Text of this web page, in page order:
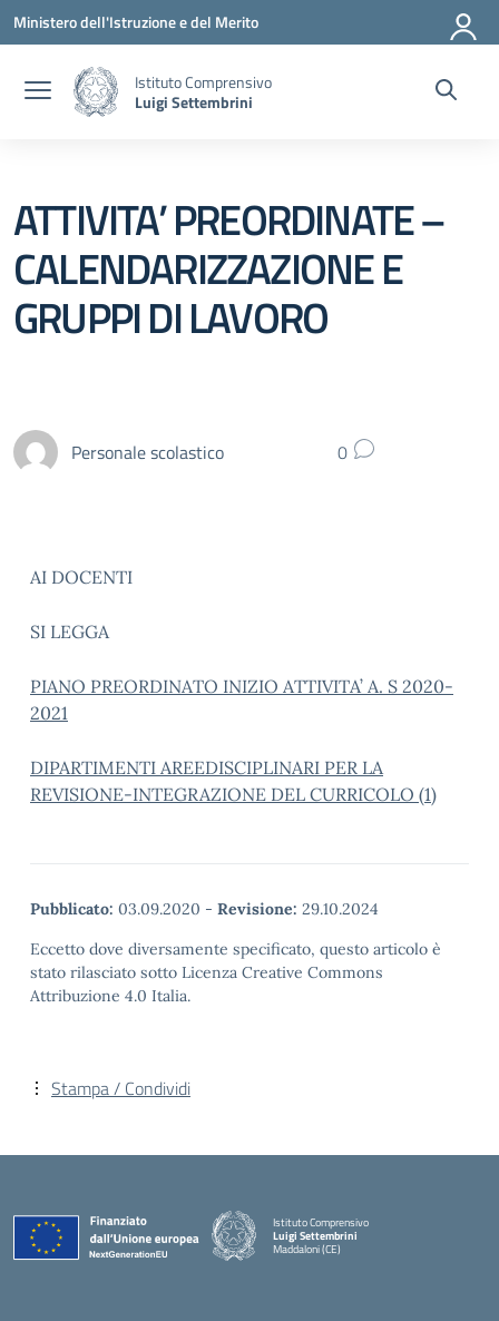
Vai ai contenuti
Vai al menu di navigazione
Vai al footer
Ministero dell'Istruzione e del Merito
Istituto Comprensivo
Luigi Settembrini
ATTIVITA’ PREORDINATE –
CALENDARIZZAZIONE E
GRUPPI DI LAVORO
Personale scolastico 0
AI DOCENTI
SI LEGGA
PIANO PREORDINATO INIZIO ATTIVITA’ A. S 2020-
2021
DIPARTIMENTI AREEDISCIPLINARI PER LA
REVISIONE-INTEGRAZIONE DEL CURRICOLO (1)
Pubblicato: 03.09.2020 - Revisione: 29.10.2024
Eccetto dove diversamente specificato, questo articolo è
stato rilasciato sotto Licenza Creative Commons
Attribuzione 4.0 Italia.
Stampa / Condividi
Istituto Comprensivo
Luigi Settembrini
Maddaloni (CE)